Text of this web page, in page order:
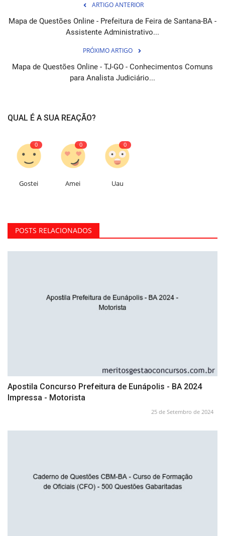
ARTIGO ANTERIOR
Mapa de Questões Online - Prefeitura de Feira de Santana-BA -
Assistente Administrativo...
PRÓXIMO ARTIGO
Mapa de Questões Online - TJ-GO - Conhecimentos Comuns
para Analista Judiciário...
QUAL É A SUA REAÇÃO?
0
Gostei
0
Amei
0
Uau
POSTS RELACIONADOS
Apostila Concurso Prefeitura de Eunápolis - BA 2024
Impressa - Motorista
25 de Setembro de 2024